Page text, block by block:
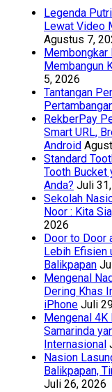
Legenda
Lewat Video
Agustus 7,
Membongkar
Membangun
5, 2026
Tantangan
RekberPay
Smart URL,
Android
Standard
Tooth Bucket
Anda? Juli
Sekolah
Noor : Kita
2026
Door to Door
Lebih Efisien
Balikpapan
Mengenal
Dering Khas
iPhone Juli
Mengenal 4K
Samarinda
Internasional
Nasion
Balikpapan,
Juli 26, 2026